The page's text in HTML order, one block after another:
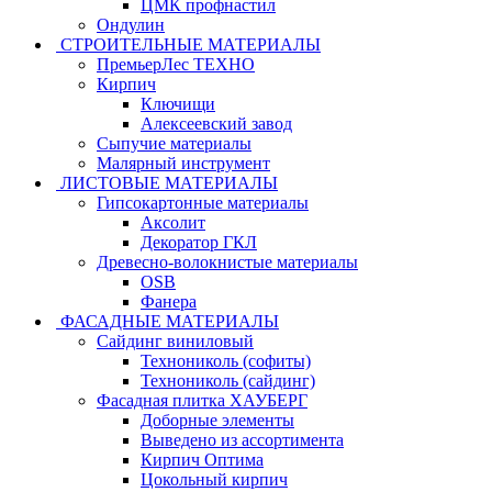
ЦМК профнастил
Ондулин
СТРОИТЕЛЬНЫЕ МАТЕРИАЛЫ
ПремьерЛес ТЕХНО
Кирпич
Ключищи
Алексеевский завод
Сыпучие материалы
Малярный инструмент
ЛИСТОВЫЕ МАТЕРИАЛЫ
Гипсокартонные материалы
Аксолит
Декоратор ГКЛ
Древесно-волокнистые материалы
OSB
Фанера
ФАСАДНЫЕ МАТЕРИАЛЫ
Сайдинг виниловый
Технониколь (софиты)
Технониколь (сайдинг)
Фасадная плитка ХАУБЕРГ
Доборные элементы
Выведено из ассортимента
Кирпич Оптима
Цокольный кирпич